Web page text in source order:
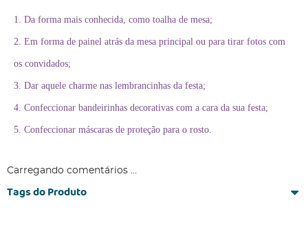
1. Da forma mais conhecida, como toalha de mesa;
2. Em forma de painel atrás da mesa principal ou para tirar fotos com
os convidados;
3. Dar aquele charme nas lembrancinhas da festa;
4. Confeccionar bandeirinhas decorativas com a cara da sua festa;
5. Confeccionar máscaras de proteção para o rosto.
Carregando comentários ...
Tags do Produto